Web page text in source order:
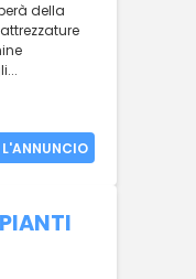
della